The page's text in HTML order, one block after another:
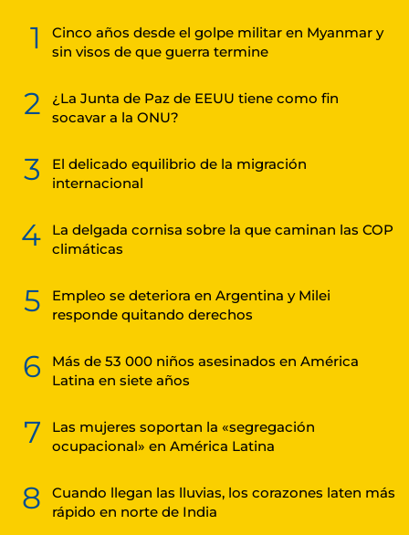
1
Cinco años desde el golpe militar en Myanmar y
sin visos de que guerra termine
2
¿La Junta de Paz de EEUU tiene como fin
socavar a la ONU?
3
El delicado equilibrio de la migración
internacional
4
La delgada cornisa sobre la que caminan las COP
climáticas
5
Empleo se deteriora en Argentina y Milei
responde quitando derechos
6
Más de 53 000 niños asesinados en América
Latina en siete años
7
Las mujeres soportan la «segregación
ocupacional» en América Latina
8
Cuando llegan las lluvias, los corazones laten más
rápido en norte de India